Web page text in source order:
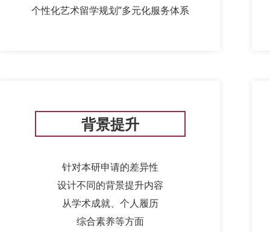
个性化艺术留学规划”多元化服务体系
背景提升
针对本研申请的差异性
设计不同的背景提升内容
从学术成就、个人履历
综合素养等方面